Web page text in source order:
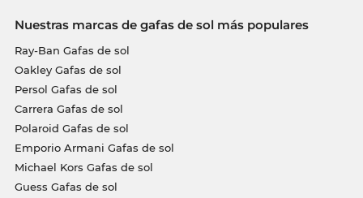
Nuestras marcas de gafas de sol más populares
Ray-Ban Gafas de sol
Oakley Gafas de sol
Persol Gafas de sol
Carrera Gafas de sol
Polaroid Gafas de sol
Emporio Armani Gafas de sol
Michael Kors Gafas de sol
Guess Gafas de sol